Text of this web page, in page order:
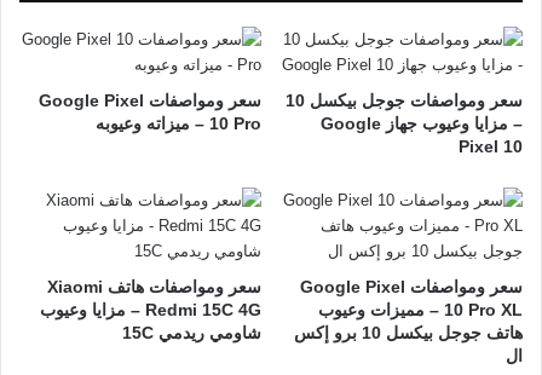
سعر ومواصفات جوجل بيكسل 10
– مزايا وعيوب جهاز Google
Pixel 10
سعر ومواصفات Google Pixel
10 Pro – ميزاته وعيوبه
سعر ومواصفات Google Pixel
10 Pro XL – مميزات وعيوب
هاتف جوجل بيكسل 10 برو إكس
ال
سعر ومواصفات هاتف Xiaomi
Redmi 15C 4G – مزايا وعيوب
شاومي ريدمي 15C